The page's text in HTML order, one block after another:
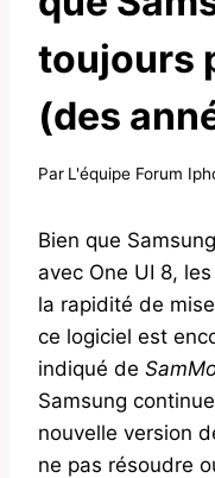
toujours
(des
Par L'équipe Forum
Bien que
avec One UI 8,
la rapidité de
ce logiciel est
indiqué de
Samsung
nouvelle version
ne pas résoudre